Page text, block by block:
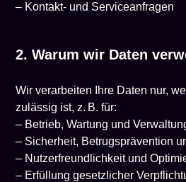
– Kontakt- und Serviceanfragen
2. Warum wir Daten
Wir verarbeiten Ihre Daten nur,
zulässig ist, z. B. für:
– Betrieb, Wartung und
– Sicherheit, Betrugsprävention
– Nutzerfreundlichkeit und
– Erfüllung gesetzlicher